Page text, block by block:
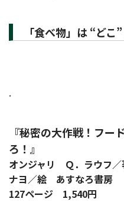
「食べ物」は “どこ
.
『秘密の大作戦！フー
ろ！』
オンジャリ Ｑ．ラウフ
ナヨ／絵 あすなろ書房
127ページ 1,540円